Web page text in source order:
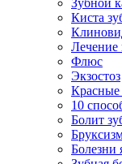
Зубной
Киста
Лечение
Флюс
Экзостоз
Красные
10
Болит
Болезни